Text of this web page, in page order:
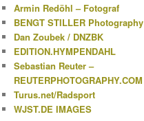
Armin Redöhl – Fotograf
BENGT STILLER Photography
Dan Zoubek / DNZBK
EDITION.HYMPENDAHL
Sebastian Reuter –
REUTERPHOTOGRAPHY.COM
Turus.net/Radsport
WJST.DE IMAGES